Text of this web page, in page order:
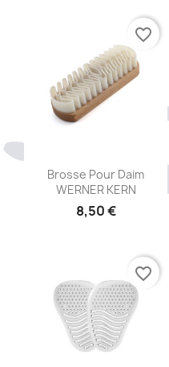
Aperçu rapide
Brosse Pour Daim
WERNER KERN
8,50 €
favorite_border
favorite_border